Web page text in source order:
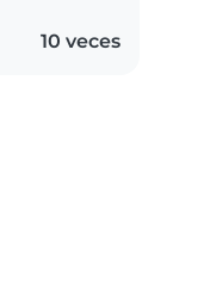
10 veces